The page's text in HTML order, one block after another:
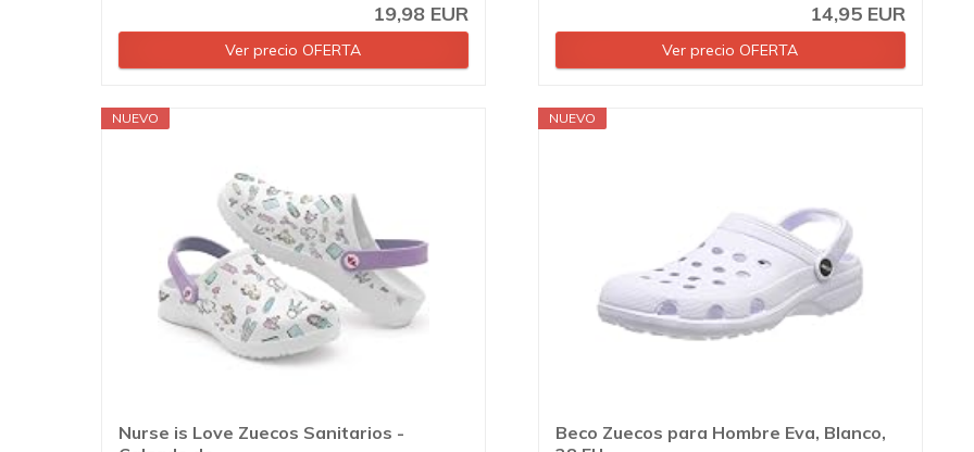
19,98 EUR
Ver precio OFERTA
14,95 EUR
Ver precio OFERTA
NUEVO
Nurse is Love Zuecos Sanitarios -
NUEVO
Beco Zuecos para Hombre Eva, Blanco,